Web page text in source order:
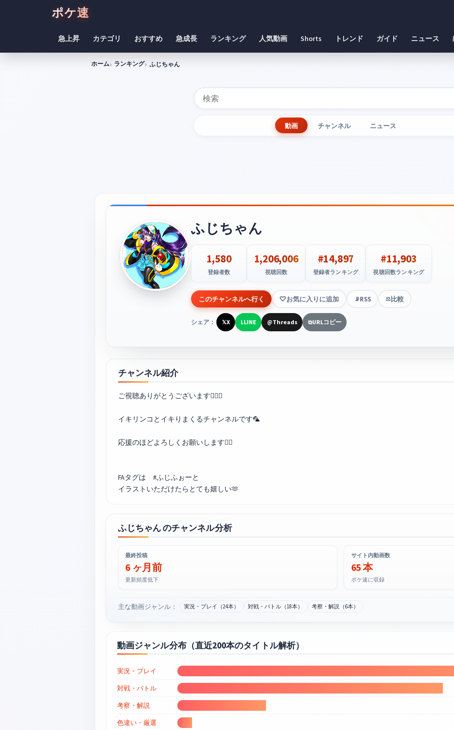
ポケ速
急上昇 カテゴリ おすすめ 急成長 ランキング 人気動画 Shorts トレンド ガイド ニュース
ホーム ランキング ふじちゃん
動画 チャンネル ニュース
ふじちゃん
1,580
登録者数
1,206,006
視聴回数
#14,897
登録者ランキング
#11,903
視聴回数ランキング
このチャンネルへ行く お気に入りに追加 📡RSS ⚖️比較
シェア： 𝕏X LLINE @Threads ⧉URLコピー
チャンネル紹介
ご視聴ありがとうございます🙇‍♀️✨
イキリンコとイキりまくるチャンネルです🦜
応援のほどよろしくお願いします🙇‍♀️
FAタグは #ふじふぉーと
イラストいただけたらとても嬉しい🫶
ふじちゃん のチャンネル分析
最終投稿
6 ヶ月前
更新頻度低下
サイト内動画数
65 本
ポケ速に収録
主な動画ジャンル： 実況・プレイ（24本） 対戦・バトル（18本） 考察・解説（6本）
動画ジャンル分布（直近200本のタイトル解析）
実況・プレイ
対戦・バトル
考察・解説
色違い・厳選